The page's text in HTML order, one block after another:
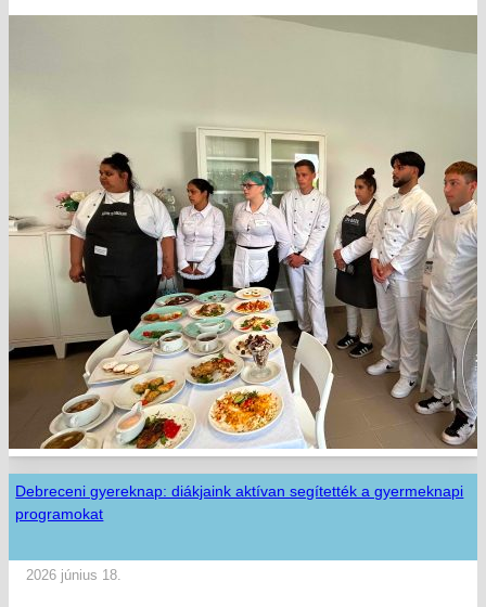
Debreceni gyereknap: diákjaink aktívan segítették a gyermeknapi
programokat
2026 június 18.